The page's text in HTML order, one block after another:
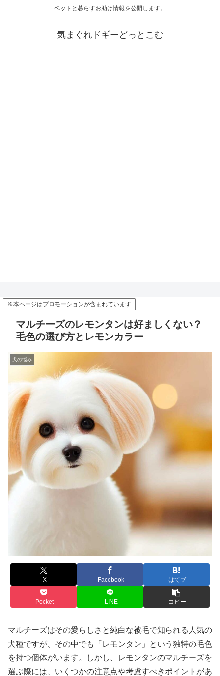
ペットと暮らすお助け情報を公開します。
気まぐれドギーどっとこむ
※本ページはプロモーションが含まれています
マルチーズのレモンタンは好ましくない？
毛色の選び方とレモンカラー
犬の悩み
X Facebook はてブ
Pocket LINE コピー
マルチーズはその愛らしさと純白な被毛で知られる人気の
犬種ですが、その中でも「レモンタン」という独特の毛色
を持つ個体がいます。しかし、レモンタンのマルチーズを
選ぶ際には、いくつかの注意点や考慮すべきポイントがあ